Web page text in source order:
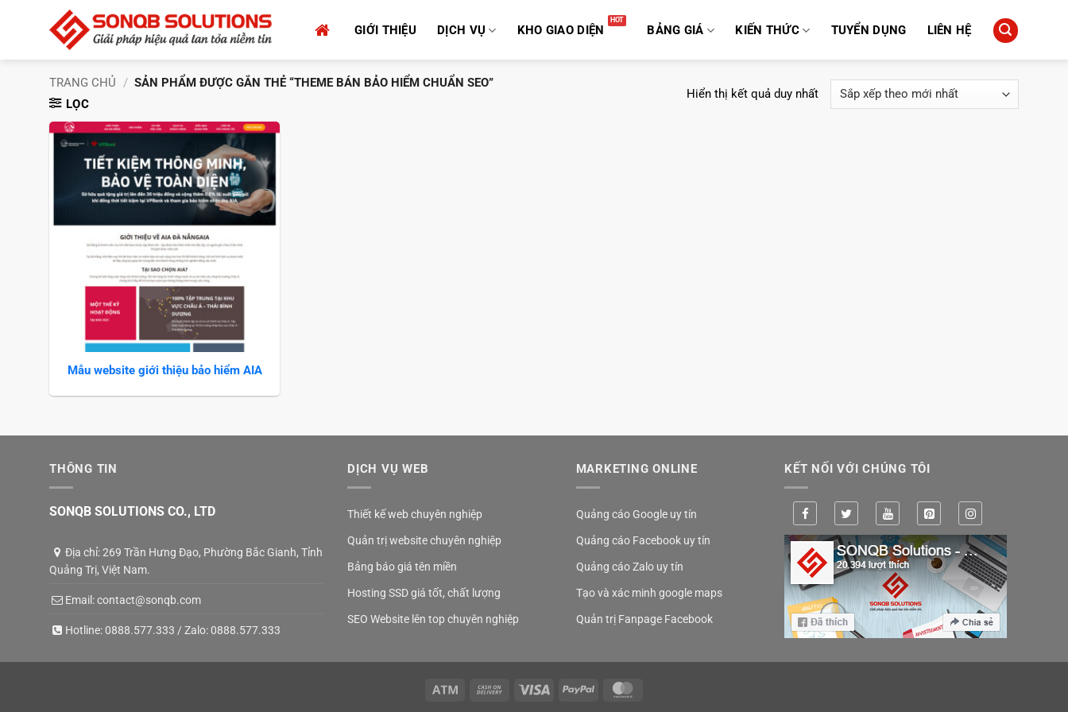
GIỚI THIỆU DỊCH VỤ KHO GIAO DIỆN BẢNG GIÁ KIẾN THỨC TUYỂN DỤNG LIÊN HỆ
TRANG CHỦ / SẢN PHẨM ĐƯỢC GẮN THẺ “THEME BÁN BẢO HIỂM CHUẨN SEO”
LỌC
Hiển thị kết quả duy nhất
Mẫu website giới thiệu bảo hiểm AIA
THÔNG TIN
SONQB SOLUTIONS CO., LTD
Địa chỉ: 269 Trần Hưng Đạo, Phường Bắc Gianh, Tỉnh
Quảng Trị, Việt Nam.
Email:contact@sonqb.com
Hotline:0888.577.333 / Zalo:0888.577.333
DỊCH VỤ WEB
Thiết kế web chuyên nghiệp
Quản trị website chuyên nghiệp
Bảng báo giá tên miền
Hosting SSD giá tốt, chất lượng
SEO Website lên top chuyên nghiệp
MARKETING ONLINE
Quảng cáo Google uy tín
Quảng cáo Facebook uy tín
Quảng cáo Zalo uy tín
Tạo và xác minh google maps
Quản trị Fanpage Facebook
KẾT NỐI VỚI CHÚNG TÔI
Atm
Cash
Visa PayPal